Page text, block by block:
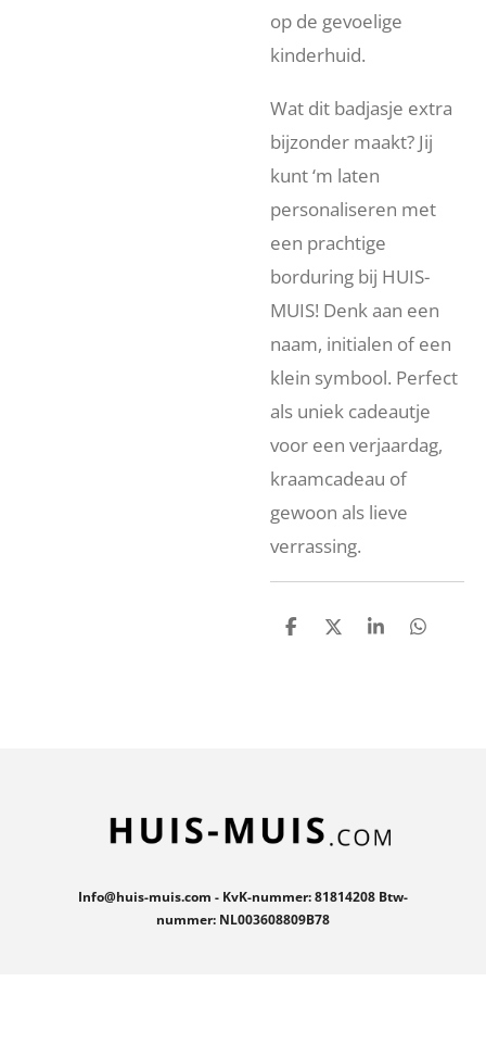
op de gevoelige
kinderhuid.
Wat dit badjasje extra
bijzonder maakt? Jij
kunt ‘m laten
personaliseren met
een prachtige
borduring bij HUIS-
MUIS! Denk aan een
naam, initialen of een
klein symbool. Perfect
als uniek cadeautje
voor een verjaardag,
kraamcadeau of
gewoon als lieve
verrassing.
D
D
S
D
Info@huis-muis.com - KvK-nummer: 81814208 Btw-
nummer: NL003608809B78